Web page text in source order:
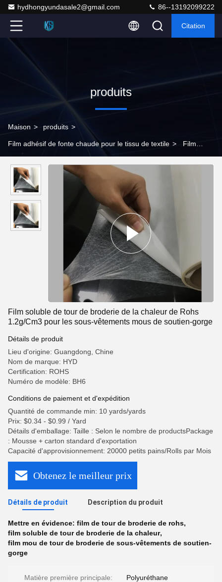
hydhongyundasale2@gmail.com 86--13192099222
Citation
produits
Maison > produits >
Film adhésif de fonte chaude pour le tissu de textile > Film
les sous-vêtements mous de soutien-gorge
Film soluble de tour de broderie de la chaleur de Rohs
1.2g/Cm3 pour les sous-vêtements mous de soutien-gorge
Détails de produit
Lieu d'origine: Guangdong, Chine
Nom de marque: HYD
Certification: ROHS
Numéro de modèle: BH6
Conditions de paiement et d'expédition
Quantité de commande min: 10 yards/yards
Prix: $0.34 - $0.99 / Yard
Détails d'emballage: Taille : Selon le nombre de productsPackage
: Mousse + carton standard d'exportation
Capacité d'approvisionnement: 20000 petits pains/Rolls par Mois
Obtenez le meilleur prix
Détails de produit Description du produit
Mettre en évidence: film de tour de broderie de rohs,
film soluble de tour de broderie de la chaleur,
film mou de tour de broderie de sous-vêtements de soutien-
gorge
Matière première principale: Polyuréthane